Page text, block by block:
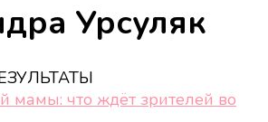
Урсуляк